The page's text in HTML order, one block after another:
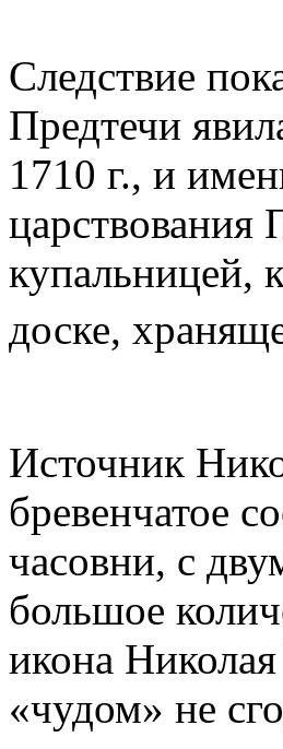
Следствие
Предтечи
1710 г., и
царствования
купальницей,
доске,
Источник
бревенчатое
часовни, с
большое
икона
«чудом» не